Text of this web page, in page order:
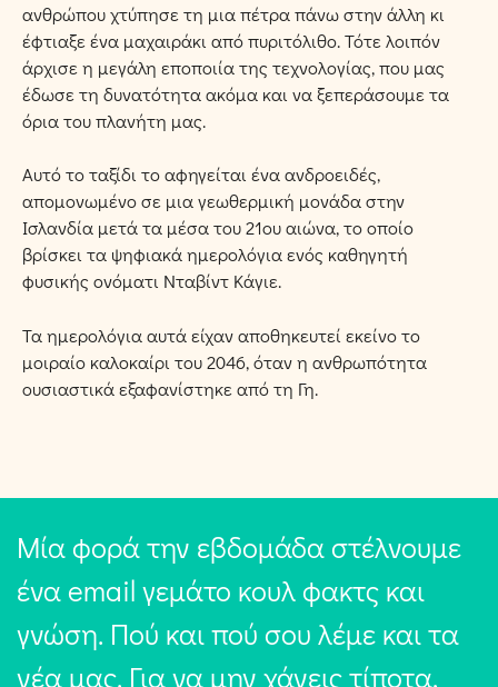
ανθρώπου χτύπησε τη μια πέτρα πάνω στην άλλη κι
έφτιαξε ένα μαχαιράκι από πυριτόλιθο. Τότε λοιπόν
άρχισε η μεγάλη εποποιία της τεχνολογίας, που μας
έδωσε τη δυνατότητα ακόμα και να ξεπεράσουμε τα
όρια του πλανήτη μας.
Αυτό το ταξίδι το αφηγείται ένα ανδροειδές,
απομονωμένο σε μια γεωθερμική μονάδα στην
Ισλανδία μετά τα μέσα του 21ου αιώνα, το οποίο
βρίσκει τα ψηφιακά ημερολόγια ενός καθηγητή
φυσικής ονόματι Νταβίντ Κάγιε.
Τα ημερολόγια αυτά είχαν αποθηκευτεί εκείνο το
μοιραίο καλοκαίρι του 2046, όταν η ανθρωπότητα
ουσιαστικά εξαφανίστηκε από τη Γη.
Μία φορά την εβδομάδα στέλνουμε
ένα email γεμάτο κουλ φακτς και
γνώση. Πού και πού σου λέμε και τα
νέα μας. Για να μην χάνεις τίποτα,